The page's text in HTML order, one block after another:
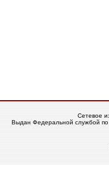
Сетевое
Выдан Федеральной службой по